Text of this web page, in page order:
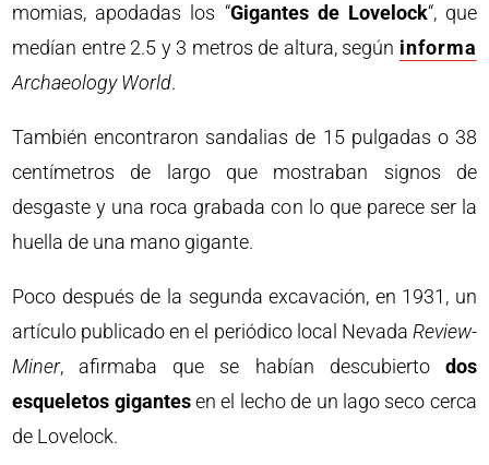
momias, apodadas los “Gigantes de Lovelock“, que
medían entre 2.5 y 3 metros de altura, según informa
Archaeology World.
También encontraron sandalias de 15 pulgadas o 38
centímetros de largo que mostraban signos de
desgaste y una roca grabada con lo que parece ser la
huella de una mano gigante.
Poco después de la segunda excavación, en 1931, un
artículo publicado en el periódico local Nevada Review-
Miner, afirmaba que se habían descubierto dos
esqueletos gigantesen el lecho de un lago seco cerca
de Lovelock.